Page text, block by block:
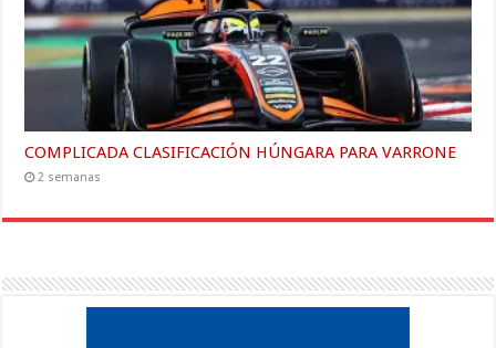
COMPLICADA CLASIFICACIÓN HÚNGARA PARA VARRONE
2 semanas